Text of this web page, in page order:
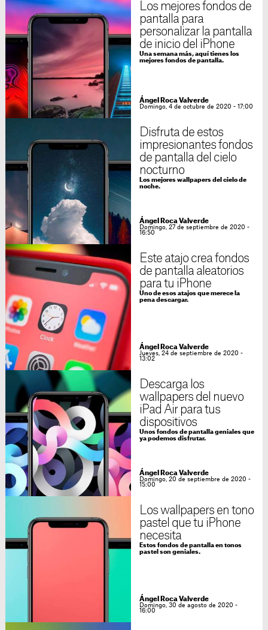
Los mejores fondos de
pantalla para
personalizar la pantalla
de inicio del iPhone
Una semana más, aquí tienes los
mejores fondos de pantalla.
Ángel Roca Valverde
Domingo, 4 de octubre de 2020 - 17:00
Disfruta de estos
impresionantes fondos
de pantalla del cielo
nocturno
Los mejores wallpapers del cielo de
noche.
Ángel Roca Valverde
Domingo, 27 de septiembre de 2020 -
16:50
Este atajo crea fondos
de pantalla aleatorios
para tu iPhone
Uno de esos atajos que merece la
pena descargar.
Ángel Roca Valverde
Jueves, 24 de septiembre de 2020 -
13:02
Descarga los
wallpapers del nuevo
iPad Air para tus
dispositivos
Unos fondos de pantalla geniales que
ya podemos disfrutar.
Ángel Roca Valverde
Domingo, 20 de septiembre de 2020 -
15:00
Los wallpapers en tono
pastel que tu iPhone
necesita
Estos fondos de pantalla en tonos
pastel son geniales.
Ángel Roca Valverde
Domingo, 30 de agosto de 2020 -
16:00